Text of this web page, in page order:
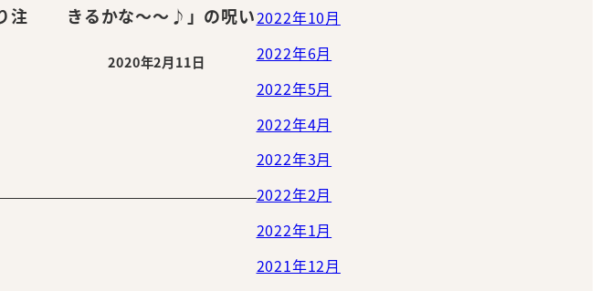
注
きるかな～～♪」の呪い
投稿日
2020年2月11日
2022年10月
2022年6月
2022年5月
2022年4月
2022年3月
2022年2月
2022年1月
2021年12月